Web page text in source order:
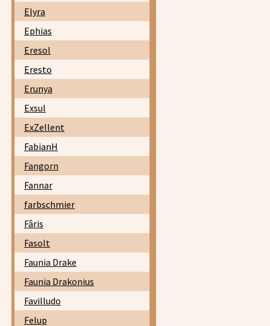
Elyra
Ephias
Eresol
Eresto
Erunya
Exsul
ExZellent
FabianH
Fangorn
Fannar
farbschmier
Fâris
Fasolt
Faunia Drake
Faunia Drakonius
Favilludo
Felup